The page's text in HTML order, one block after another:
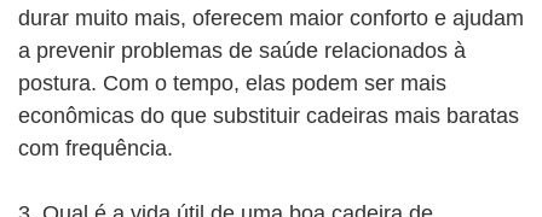
durar muito mais, oferecem maior conforto e ajudam
a prevenir problemas de saúde relacionados à
postura. Com o tempo, elas podem ser mais
econômicas do que substituir cadeiras mais baratas
com frequência.